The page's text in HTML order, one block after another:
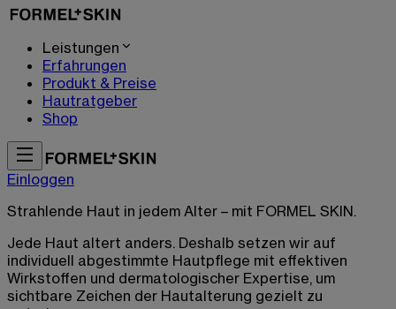
Leistungen
Erfahrungen
Produkt & Preise
Hautratgeber
Shop
Einloggen
Strahlende Haut in jedem Alter – mit FORMEL SKIN.
Jede Haut altert anders. Deshalb setzen wir auf
individuell abgestimmte Hautpflege mit effektiven
Wirkstoffen und dermatologischer Expertise, um
sichtbare Zeichen der Hautalterung gezielt zu